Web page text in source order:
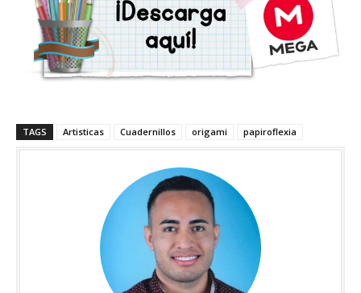
TAGS Artisticas Cuadernillos origami papiroflexia